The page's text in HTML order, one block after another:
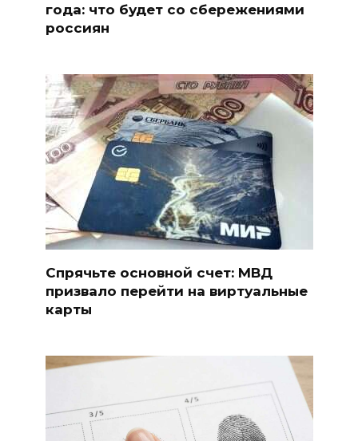
года: что будет со сбережениями
россиян
Спрячьте основной счет: МВД
призвало перейти на виртуальные
карты